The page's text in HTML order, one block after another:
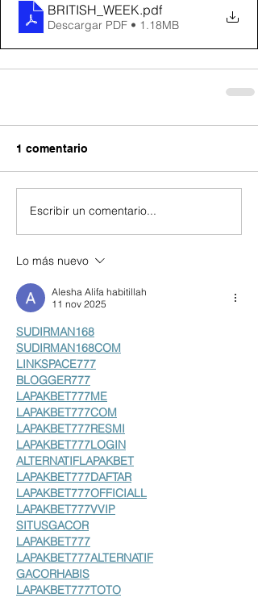
BRITISH_WEEK.pdf
Descargar PDF • 1.18MB
1 comentario
Escribir un comentario...
Lo más nuevo
Alesha Alifa habitillah
11 nov 2025
SUDIRMAN168
SUDIRMAN168COM
LINKSPACE777
BLOGGER777
LAPAKBET777ME
LAPAKBET777COM
LAPAKBET777RESMI
LAPAKBET777LOGIN
ALTERNATIFLAPAKBET
LAPAKBET777DAFTAR
LAPAKBET777OFFICIALL
LAPAKBET777VVIP
SITUSGACOR
LAPAKBET777
LAPAKBET777ALTERNATIF
GACORHABIS
LAPAKBET777TOTO